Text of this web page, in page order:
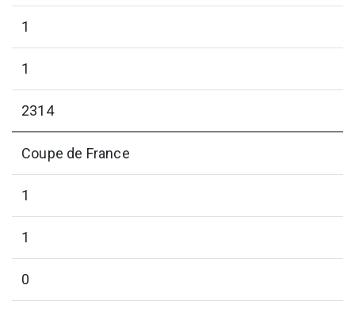
1
1
2314
Coupe de France
1
1
0